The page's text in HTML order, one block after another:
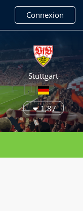
Connexion
Stuttgart
1,87